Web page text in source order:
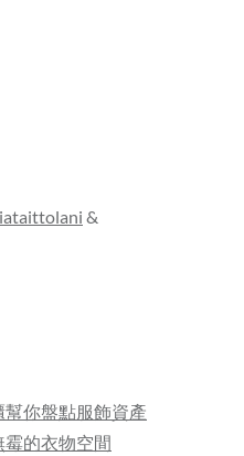
&
你盤點服飾資產
的衣物空間